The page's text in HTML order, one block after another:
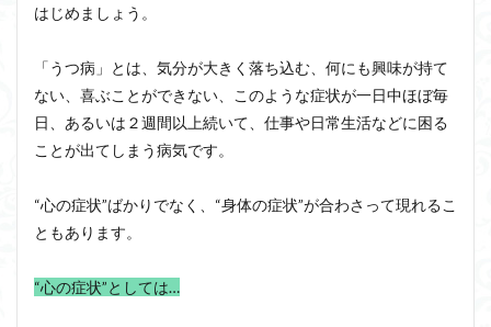
はじめましょう。
「うつ病」とは、気分が大きく落ち込む、何にも興味が持て
ない、喜ぶことができない、このような症状が一日中ほぼ毎
日、あるいは２週間以上続いて、仕事や日常生活などに困る
ことが出てしまう病気です。
“心の症状”ばかりでなく、“身体の症状”が合わさって現れるこ
ともあります。
“心の症状”としては…